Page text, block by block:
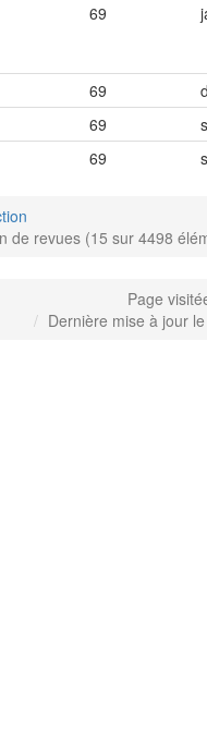
69
69
69
69
de revues (15 sur 4498
Page
Dernière mise à jour